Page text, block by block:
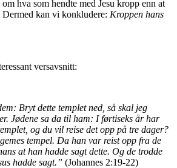
hva som hendte med Jesu kropp enn at
Dermed kan vi konkludere: Kroppen hans
versavsnitt:
Bryt dette templet ned, så skal jeg
Jødene sa da til ham: I førtiseks år har
og du vil reise det opp på tre dager?
tempel. Da han var reist opp fra de
at han hadde sagt dette. Og de trodde
hadde sagt.” (Johannes 2:19-22)